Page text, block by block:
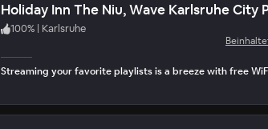
Holiday Inn The Niu, Wave Karlsruhe City
100% | Karlsruhe
Streaming your favorite playlists is a breeze with free